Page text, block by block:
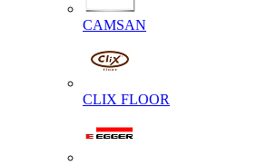
CAMSAN
CLIX FLOOR